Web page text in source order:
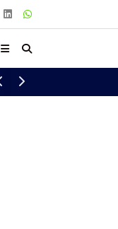
Başladı! 90